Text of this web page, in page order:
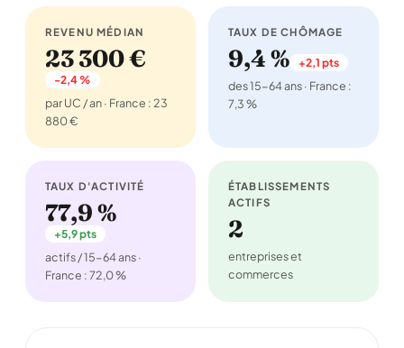
REVENU MÉDIAN
23 300 €
-2,4 %
par UC / an · France : 23
880 €
TAUX DE CHÔMAGE
9,4 % +2,1 pts
des 15-64 ans · France :
7,3 %
TAUX D'ACTIVITÉ
77,9 %
+5,9 pts
actifs / 15-64 ans ·
France : 72,0 %
ÉTABLISSEMENTS
ACTIFS
2
entreprises et
commerces